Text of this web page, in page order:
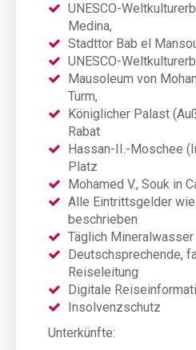
UNESCO-
Medina,
Stadttor Bab el
UNESCO-
Mausoleum von
Turm,
Königlicher Palast
Rabat
Hassan-II.-Moschee
Platz
Mohamed V., Souk in
Alle Eintrittsgelder
beschrieben
Täglich Mineralwasser
Deutschsprechende,
Reiseleitung
Digitale
Insolvenzschutz
Unterkünfte: